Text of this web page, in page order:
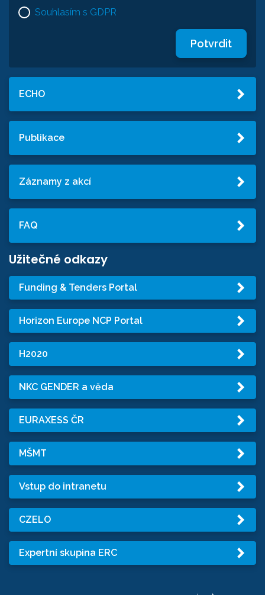
Souhlasím s GDPR
Potvrdit
ECHO
Publikace
Záznamy z akcí
FAQ
Užitečné odkazy
Funding & Tenders Portal
Horizon Europe NCP Portal
H2020
NKC GENDER a věda
EURAXESS ČR
MŠMT
Vstup do intranetu
CZELO
Expertní skupina ERC